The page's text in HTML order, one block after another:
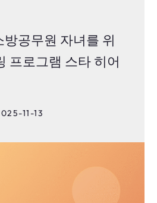
공무원 자녀를 위
프로그램 스타 히어
11-13